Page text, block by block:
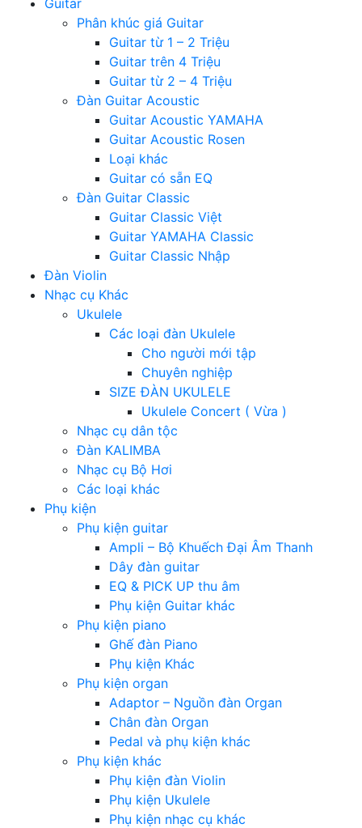
Guitar
Phân khúc giá Guitar
Guitar từ 1 – 2 Triệu
Guitar trên 4 Triệu
Guitar từ 2 – 4 Triệu
Đàn Guitar Acoustic
Guitar Acoustic YAMAHA
Guitar Acoustic Rosen
Loại khác
Guitar có sẵn EQ
Đàn Guitar Classic
Guitar Classic Việt
Guitar YAMAHA Classic
Guitar Classic Nhập
Đàn Violin
Nhạc cụ Khác
Ukulele
Các loại đàn Ukulele
Cho người mới tập
Chuyên nghiệp
SIZE ĐÀN UKULELE
Ukulele Concert ( Vừa )
Nhạc cụ dân tộc
Đàn KALIMBA
Nhạc cụ Bộ Hơi
Các loại khác
Phụ kiện
Phụ kiện guitar
Ampli – Bộ Khuếch Đại Âm Thanh
Dây đàn guitar
EQ & PICK UP thu âm
Phụ kiện Guitar khác
Phụ kiện piano
Ghế đàn Piano
Phụ kiện Khác
Phụ kiện organ
Adaptor – Nguồn đàn Organ
Chân đàn Organ
Pedal và phụ kiện khác
Phụ kiện khác
Phụ kiện đàn Violin
Phụ kiện Ukulele
Phụ kiện nhạc cụ khác